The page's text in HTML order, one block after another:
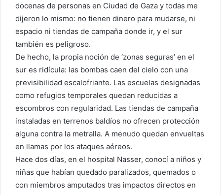
docenas de personas en Ciudad de Gaza y todas me
dijeron lo mismo: no tienen dinero para mudarse, ni
espacio ni tiendas de campaña donde ir, y el sur
también es peligroso.
De hecho, la propia noción de ‘zonas seguras’ en el
sur es ridícula: las bombas caen del cielo con una
previsibilidad escalofriante. Las escuelas designadas
como refugios temporales quedan reducidas a
escombros con regularidad. Las tiendas de campaña
instaladas en terrenos baldíos no ofrecen protección
alguna contra la metralla. A menudo quedan envueltas
en llamas por los ataques aéreos.
Hace dos días, en el hospital Nasser, conocí a niños y
niñas que habían quedado paralizados, quemados o
con miembros amputados tras impactos directos en